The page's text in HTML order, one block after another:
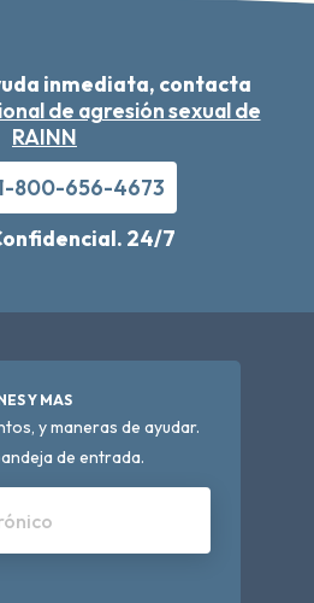
inmediata, contacta
de agresión sexual de
RAINN
800-656-4673
24/7
Y MAS
y maneras de ayudar.
de entrada.